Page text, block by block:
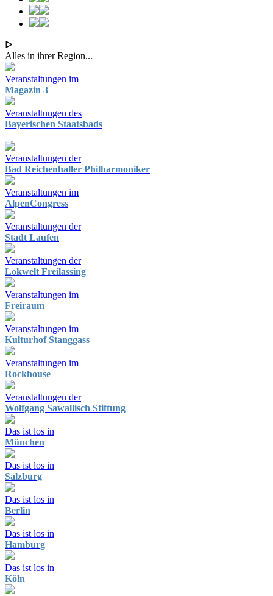
ᐅ
Alles in ihrer Region...
Veranstaltungen im
Magazin 3
Veranstaltungen des
Bayerischen Staatsbads
Veranstaltungen der
Bad Reichenhaller Philharmoniker
Veranstaltungen im
AlpenCongress
Veranstaltungen der
Stadt Laufen
Veranstaltungen der
Lokwelt Freilassing
Veranstaltungen im
Freiraum
Veranstaltungen im
Kulturhof Stanggass
Veranstaltungen im
Rockhouse
Veranstaltungen der
Wolfgang Sawallisch Stiftung
Das ist los in
München
Das ist los in
Salzburg
Das ist los in
Berlin
Das ist los in
Hamburg
Das ist los in
Köln